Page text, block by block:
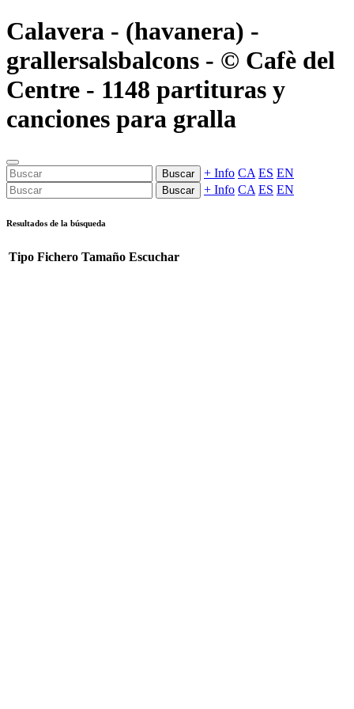
Calavera - (havanera) -
grallersalsbalcons - © Cafè del
Centre - 1148 partituras y
canciones para gralla
Buscar + Info CA ES EN
Buscar + Info CA ES EN
Resultados de la búsqueda
Tipo Fichero Tamaño Escuchar